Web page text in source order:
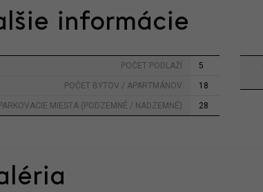
informácie
POČET PODLAŽÍ 5
POČET BYTOV / APARTMÁNOV 18
PARKOVACIE MIESTA (PODZEMNÉ / NADZEMNÉ) 28